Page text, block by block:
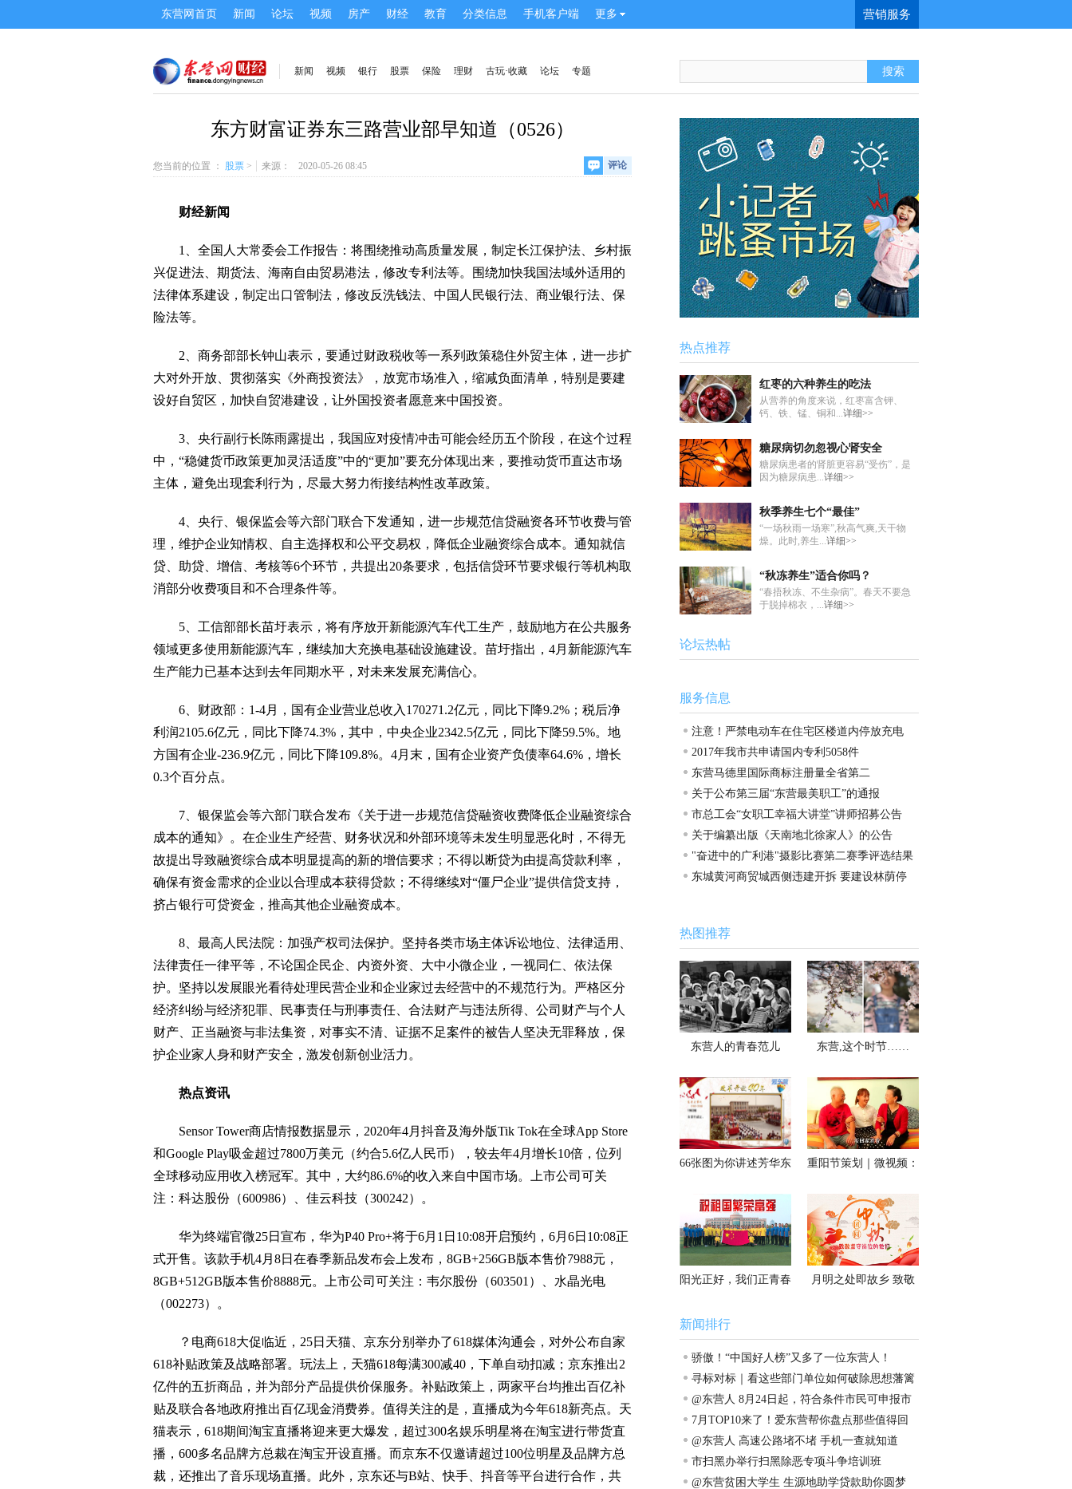
营销服务
东营网首页 新闻 论坛 视频 房产 财经 教育 分类信息 手机客户端 更多
新闻 视频 银行 股票 保险 理财 古玩·收藏 论坛 专题
东方财富证券东三路营业部早知道（0526）
您当前的位置 ： 股票 > 来源： 2020-05-26 08:45 评论
财经新闻
1、全国人大常委会工作报告：将围绕推动高质量发展，制定长江保护法、乡村振
兴促进法、期货法、海南自由贸易港法，修改专利法等。围绕加快我国法域外适用的
法律体系建设，制定出口管制法，修改反洗钱法、中国人民银行法、商业银行法、保
险法等。
2、商务部部长钟山表示，要通过财政税收等一系列政策稳住外贸主体，进一步扩
大对外开放、贯彻落实《外商投资法》，放宽市场准入，缩减负面清单，特别是要建
设好自贸区，加快自贸港建设，让外国投资者愿意来中国投资。
3、央行副行长陈雨露提出，我国应对疫情冲击可能会经历五个阶段，在这个过程
中，“稳健货币政策更加灵活适度”中的“更加”要充分体现出来，要推动货币直达市场
主体，避免出现套利行为，尽最大努力衔接结构性改革政策。
4、央行、银保监会等六部门联合下发通知，进一步规范信贷融资各环节收费与管
理，维护企业知情权、自主选择权和公平交易权，降低企业融资综合成本。通知就信
贷、助贷、增信、考核等6个环节，共提出20条要求，包括信贷环节要求银行等机构取
消部分收费项目和不合理条件等。
5、工信部部长苗圩表示，将有序放开新能源汽车代工生产，鼓励地方在公共服务
领域更多使用新能源汽车，继续加大充换电基础设施建设。苗圩指出，4月新能源汽车
生产能力已基本达到去年同期水平，对未来发展充满信心。
6、财政部：1-4月，国有企业营业总收入170271.2亿元，同比下降9.2%；税后净
利润2105.6亿元，同比下降74.3%，其中，中央企业2342.5亿元，同比下降59.5%。地
方国有企业-236.9亿元，同比下降109.8%。4月末，国有企业资产负债率64.6%，增长
0.3个百分点。
7、银保监会等六部门联合发布《关于进一步规范信贷融资收费降低企业融资综合
成本的通知》。在企业生产经营、财务状况和外部环境等未发生明显恶化时，不得无
故提出导致融资综合成本明显提高的新的增信要求；不得以断贷为由提高贷款利率，
确保有资金需求的企业以合理成本获得贷款；不得继续对“僵尸企业”提供信贷支持，
挤占银行可贷资金，推高其他企业融资成本。
8、最高人民法院：加强产权司法保护。坚持各类市场主体诉讼地位、法律适用、
法律责任一律平等，不论国企民企、内资外资、大中小微企业，一视同仁、依法保
护。坚持以发展眼光看待处理民营企业和企业家过去经营中的不规范行为。严格区分
经济纠纷与经济犯罪、民事责任与刑事责任、合法财产与违法所得、公司财产与个人
财产、正当融资与非法集资，对事实不清、证据不足案件的被告人坚决无罪释放，保
护企业家人身和财产安全，激发创新创业活力。
热点资讯
Sensor Tower商店情报数据显示，2020年4月抖音及海外版Tik Tok在全球App Store
和Google Play吸金超过7800万美元（约合5.6亿人民币），较去年4月增长10倍，位列
全球移动应用收入榜冠军。其中，大约86.6%的收入来自中国市场。上市公司可关
注：科达股份（600986）、佳云科技（300242）。
华为终端官微25日宣布，华为P40 Pro+将于6月1日10:08开启预约，6月6日10:08正
式开售。该款手机4月8日在春季新品发布会上发布，8GB+256GB版本售价7988元，
8GB+512GB版本售价8888元。上市公司可关注：韦尔股份（603501）、水晶光电
（002273）。
？电商618大促临近，25日天猫、京东分别举办了618媒体沟通会，对外公布自家
618补贴政策及战略部署。玩法上，天猫618每满300减40，下单自动扣减；京东推出2
亿件的五折商品，并为部分产品提供价保服务。补贴政策上，两家平台均推出百亿补
贴及联合各地政府推出百亿现金消费券。值得关注的是，直播成为今年618新亮点。天
猫表示，618期间淘宝直播将迎来更大爆发，超过300名娱乐明星将在淘宝进行带货直
播，600多名品牌方总裁在淘宝开设直播。而京东不仅邀请超过100位明星及品牌方总
裁，还推出了音乐现场直播。此外，京东还与B站、快手、抖音等平台进行合作，共
热点推荐
红枣的六种养生的吃法
从营养的角度来说，红枣富含钾、
钙、铁、锰、铜和...详细>>
糖尿病切勿忽视心肾安全
糖尿病患者的肾脏更容易“受伤”，是
因为糖尿病患...详细>>
秋季养生七个“最佳”
“一场秋雨一场寒”,秋高气爽,天干物
燥。此时,养生...详细>>
“秋冻养生”适合你吗？
“春捂秋冻、不生杂病”。春天不要急
于脱掉棉衣，...详细>>
论坛热帖
服务信息
注意！严禁电动车在住宅区楼道内停放充电
2017年我市共申请国内专利5058件
东营马德里国际商标注册量全省第二
关于公布第三届“东营最美职工”的通报
市总工会“女职工幸福大讲堂”讲师招募公告
关于编纂出版《天南地北徐家人》的公告
"奋进中的广利港"摄影比赛第二赛季评选结果
东城黄河商贸城西侧违建开拆 要建设林荫停
热图推荐
东营人的青春范儿 东营,这个时节……
66张图为你讲述芳华东
营春天的故事
重阳节策划｜微视频：
常回家看看
阳光正好，我们正青春 月明之处即故乡 致敬
新闻排行
骄傲！“中国好人榜”又多了一位东营人！
寻标对标｜看这些部门单位如何破除思想藩篱
立潮头？
@东营人 8月24日起，符合条件市民可申报市
直公租房
7月TOP10来了！爱东营帮你盘点那些值得回
眸的看点
@东营人 高速公路堵不堵 手机一查就知道
市扫黑办举行扫黑除恶专项斗争培训班
@东营贫困大学生 生源地助学贷款助你圆梦